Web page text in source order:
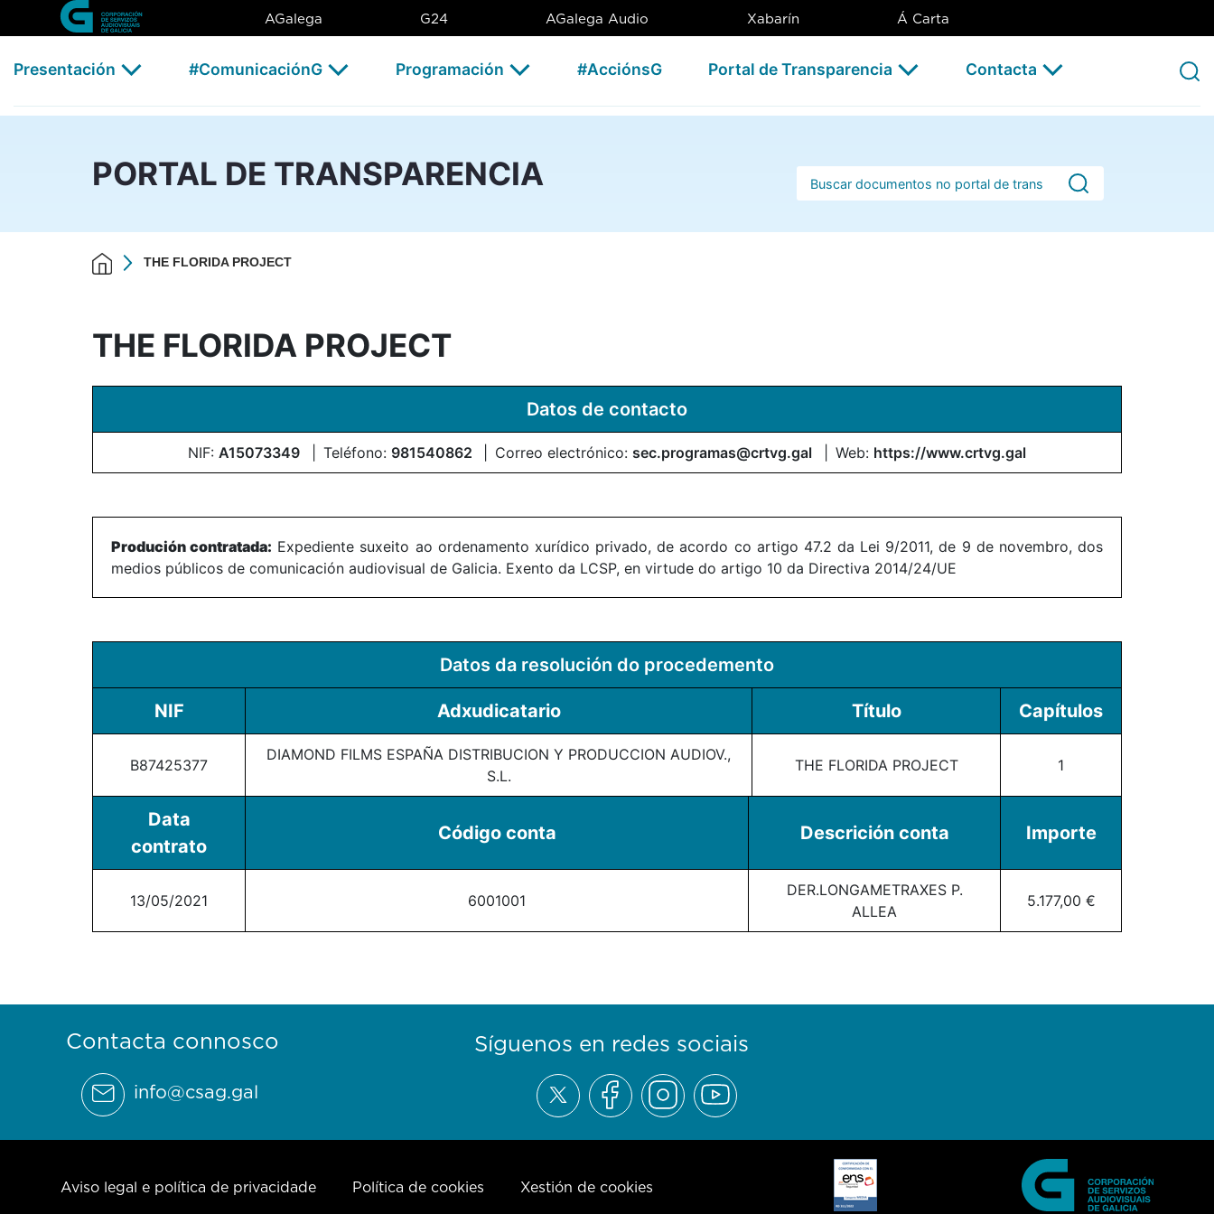
Skip to Main Content
THE FLORIDA PROJECT - CSAG
AGalega G24 AGalega Audio Xabarín Á Carta
Presentación #ComunicaciónG Programación #AcciónsG Portal de Transparencia Contacta
PORTAL DE TRANSPARENCIA Barra de busca
THE FLORIDA PROJECT
THE FLORIDA PROJECT
Datos de contacto
NIF: A15073349 Teléfono: 981540862 Correo electrónico: sec.programas@crtvg.gal Web: https://www.crtvg.gal
Produción contratada: Expediente suxeito ao ordenamento xurídico privado, de acordo co artigo 47.2 da Lei 9/2011, de 9 de novembro, dos
medios públicos de comunicación audiovisual de Galicia. Exento da LCSP, en virtude do artigo 10 da Directiva 2014/24/UE
Datos da resolución do procedemento
NIF Adxudicatario Título Capítulos
B87425377
DIAMOND FILMS ESPAÑA DISTRIBUCION Y PRODUCCION AUDIOV.,
S.L.
THE FLORIDA PROJECT 1
Data
contrato
Código conta Descrición conta Importe
13/05/2021 6001001
DER.LONGAMETRAXES P.
ALLEA
5.177,00 €
Contacta connosco
info@csag.gal
Síguenos en redes sociais
Aviso legal e política de privacidade Política de cookies Xestión de cookies